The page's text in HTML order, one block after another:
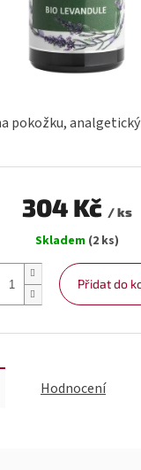
pokožku, analgetický
304 Kč / ks
cena:
Skladem (2 ks)
Přidat do
Hodnocení